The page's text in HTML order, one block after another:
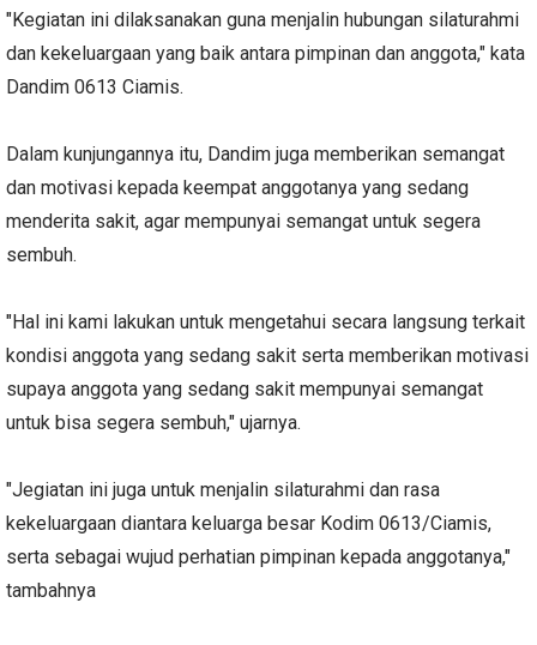
"Kegiatan ini dilaksanakan guna menjalin hubungan silaturahmi
dan kekeluargaan yang baik antara pimpinan dan anggota," kata
Dandim 0613 Ciamis.
Dalam kunjungannya itu, Dandim juga memberikan semangat
dan motivasi kepada keempat anggotanya yang sedang
menderita sakit, agar mempunyai semangat untuk segera
sembuh.
"Hal ini kami lakukan untuk mengetahui secara langsung terkait
kondisi anggota yang sedang sakit serta memberikan motivasi
supaya anggota yang sedang sakit mempunyai semangat
untuk bisa segera sembuh," ujarnya.
"Jegiatan ini juga untuk menjalin silaturahmi dan rasa
kekeluargaan diantara keluarga besar Kodim 0613/Ciamis,
serta sebagai wujud perhatian pimpinan kepada anggotanya,"
tambahnya